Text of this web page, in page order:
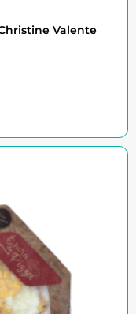
Valente